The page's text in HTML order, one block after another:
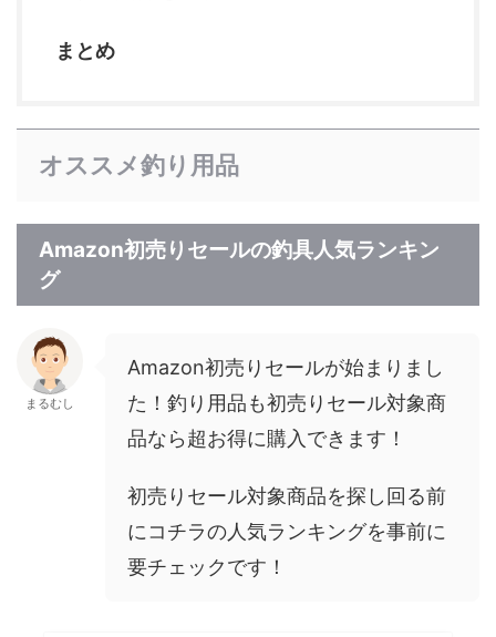
まとめ
オススメ釣り用品
Amazon初売りセールの釣具人気ランキン
グ
まるむし
Amazon初売りセールが始まりまし
た！釣り用品も初売りセール対象商
品なら超お得に購入できます！
初売りセール対象商品を探し回る前
にコチラの人気ランキングを事前に
要チェックです！